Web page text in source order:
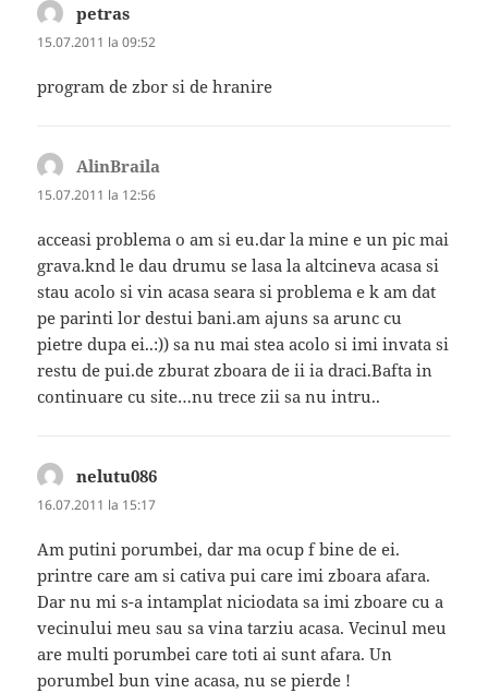
petras
15.07.2011 la 09:52
program de zbor si de hranire
AlinBraila
15.07.2011 la 12:56
acceasi problema o am si eu.dar la mine e un pic mai
grava.knd le dau drumu se lasa la altcineva acasa si
stau acolo si vin acasa seara si problema e k am dat
pe parinti lor destui bani.am ajuns sa arunc cu
pietre dupa ei..:)) sa nu mai stea acolo si imi invata si
restu de pui.de zburat zboara de ii ia draci.Bafta in
continuare cu site…nu trece zii sa nu intru..
nelutu086
16.07.2011 la 15:17
Am putini porumbei, dar ma ocup f bine de ei.
printre care am si cativa pui care imi zboara afara.
Dar nu mi s-a intamplat niciodata sa imi zboare cu a
vecinului meu sau sa vina tarziu acasa. Vecinul meu
are multi porumbei care toti ai sunt afara. Un
porumbel bun vine acasa, nu se pierde !